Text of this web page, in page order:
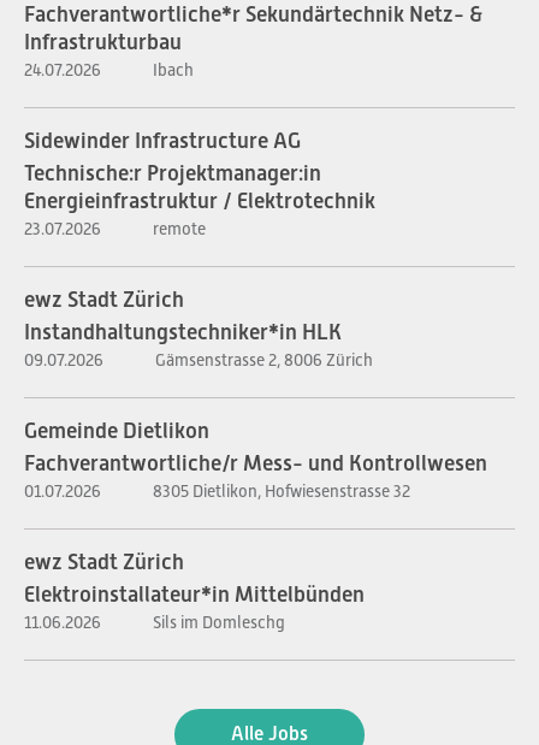
Fachverantwortliche*r Sekundärtechnik Netz- &
Infrastrukturbau
24.07.2026 Ibach
Sidewinder Infrastructure AG
Technische:r Projektmanager:in
Energieinfrastruktur / Elektrotechnik
23.07.2026 remote
ewz Stadt Zürich
Instandhaltungstechniker*in HLK
09.07.2026 Gämsenstrasse 2, 8006 Zürich
Gemeinde Dietlikon
Fachverantwortliche/r Mess- und Kontrollwesen
01.07.2026 8305 Dietlikon, Hofwiesenstrasse 32
ewz Stadt Zürich
Elektroinstallateur*in Mittelbünden
11.06.2026 Sils im Domleschg
Alle Jobs